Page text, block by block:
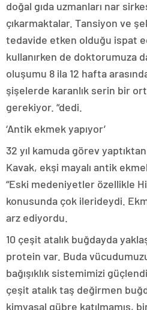
doğal gıda uzmanları nar
çıkarmaktalar. Tansiyon ve
tedavide etken olduğu ispat
kullanırken de doktorumuza
oluşumu 8 ila 12 hafta
şişelerde karanlık serin bir
gerekiyor. “dedi.
‘Antik ekmek yapıyor’
32 yıl kamuda görev
Kavak, ekşi mayalı antik
“Eski medeniyetler özellikle
konusunda çok ilerideydi.
arz ediyordu.
10 çeşit atalık buğdayda
protein var. Buda
bağışıklık sistemimizi
çeşit atalık taş değirmen
kimyasal gübre katılmamış,